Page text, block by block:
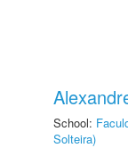
School:
Solteira)